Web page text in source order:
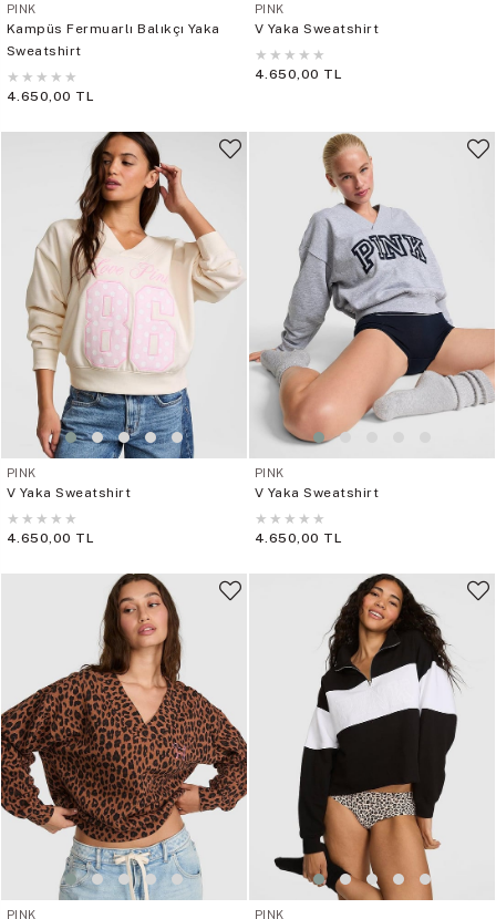
PINK
Kampüs Fermuarlı Balıkçı Yaka
Sweatshirt
★ ★ ★ ★ ★
4.650,00 TL
PINK
V Yaka Sweatshirt
★ ★ ★ ★ ★
4.650,00 TL
PINK
V Yaka Sweatshirt
★ ★ ★ ★ ★
4.650,00 TL
PINK
V Yaka Sweatshirt
★ ★ ★ ★ ★
4.650,00 TL
PINK PINK